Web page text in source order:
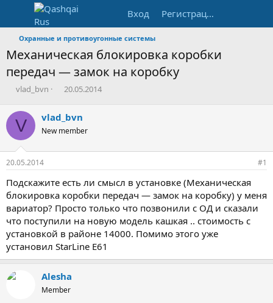
Вход Регистрация
Охранные и противоугонные системы
Механическая блокировка коробки
передач — замок на коробку
А
т
о
р
т
е
м
vlad_bvn
Д
а
н
ч
а
20.05.2014
V vlad_bvn
New member
20.05.2014 #1
Подскажите есть ли смысл в установке (Механическая
блокировка коробки передач — замок на коробку) у меня
вариатор? Просто только что позвонили с ОД и сказали
что поступили на новую модель кашкая .. стоимость с
установкой в районе 14000. Помимо этого уже
установил StarLine E61
Alesha
Member